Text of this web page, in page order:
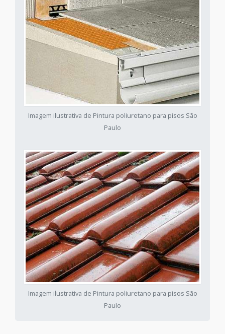
Imagem ilustrativa de Pintura poliuretano para pisos São
Paulo
Imagem ilustrativa de Pintura poliuretano para pisos São
Paulo